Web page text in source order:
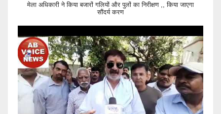
मेला अधिकारी ने किया बजारों गलियों और पुलों का निरीक्षण ,, किया जाएगा
सौंदर्य करण